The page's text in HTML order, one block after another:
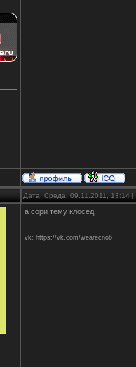
Дата: Среда, 09.11.2011, 13:14
а сори тему клосед
vk: https://vk.com/wearecno6